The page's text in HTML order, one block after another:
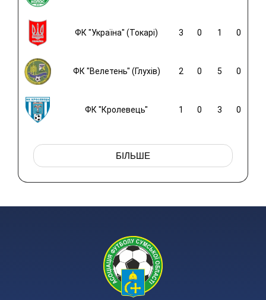
ФК "Україна" (Токарі) 3 0 1 0
ФК "Велетень" (Глухів) 2 0 5 0
ФК "Кролевець" 1 0 3 0
БІЛЬШЕ